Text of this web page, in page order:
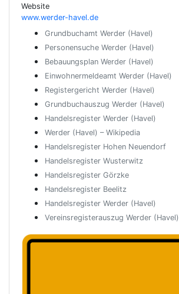
Website
www.werder-havel.de
Grundbuchamt Werder (Havel)
Personensuche Werder (Havel)
Bebauungsplan Werder (Havel)
Einwohnermeldeamt Werder (Havel)
Registergericht Werder (Havel)
Grundbuchauszug Werder (Havel)
Handelsregister Werder (Havel)
Werder (Havel) – Wikipedia
Handelsregister Hohen Neuendorf
Handelsregister Wusterwitz
Handelsregister Görzke
Handelsregister Beelitz
Handelsregister Werder (Havel)
Vereinsregisterauszug Werder (Havel)